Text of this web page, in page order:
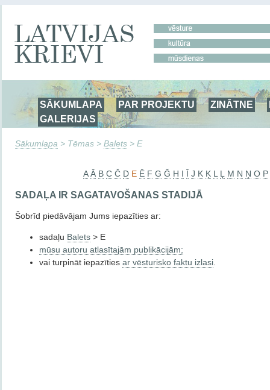
SĀKUMLAPA PAR PROJEKTU ZINĀTNE
GALERIJAS
Sākumlapa > Tēmas > Balets > E
A Ā B C Č D E Ē F G Ğ H I Ī J K Ķ L Ļ M N Ņ O P
SADAĻA IR SAGATAVOŠANAS STADIJĀ
Šobrīd piedāvājam Jums iepazīties ar:
sadaļu Balets > E
mūsu autoru atlasītajām publikācijām;
vai turpināt iepazīties ar vēsturisko faktu izlasi